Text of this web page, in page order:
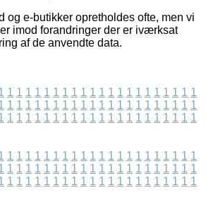
og e-butikker opretholdes ofte, men vi
imod forandringer der er iværksat
af de anvendte data.
1 1 1 1 1 1 1 1 1 1 1 1 1 1 1 1 1 1 1 1 1
1 1 1 1 1 1 1 1 1 1 1 1 1 1 1 1 1 1 1 1 1
1 1 1 1 1 1 1 1 1 1 1 1 1 1 1 1 1 1 1 1 1
1 1 1 1 1 1 1 1 1 1 1 1 1 1 1 1 1 1 1 1 1
1 1 1 1 1 1 1 1 1 1 1 1 1 1 1 1 1 1 1 1 1
1 1 1 1 1 1 1 1 1 1 1 1 1 1 1 1 1 1 1 1 1